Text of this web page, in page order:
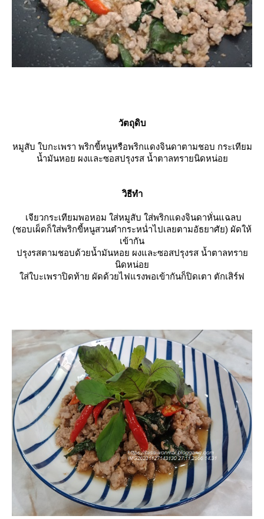
วัตถุดิบ
หมูสับ ใบกะเพรา พริกขี้หนูหรือพริกแดงจินดาตามชอบ กระเทียม
น้ำมันหอย ผงและซอสปรุงรส น้ำตาลทรายนิดหน่อ
วิธีทำ
เจียวกระเทียมพอหอม ใส่หมูสับ ใส่พริกแดงจินดาหั่นแฉลบ
(ชอบเผ็ดก็ใส่พริกขี้หนูสวนตำกระหน่ำไปเลยตามอัธยาศัย) ผัดให้
เข้ากัน
ปรุงรสตามชอบด้วยน้ำมันหอย ผงและซอสปรุงรส น้ำตาลทรา
นิดหน่อ
ส่ใบะเพราปิดท้าย ผัดด้วยไฟแรงพอเข้ากันก็ปิดเตา ตักเสิร์ฟ